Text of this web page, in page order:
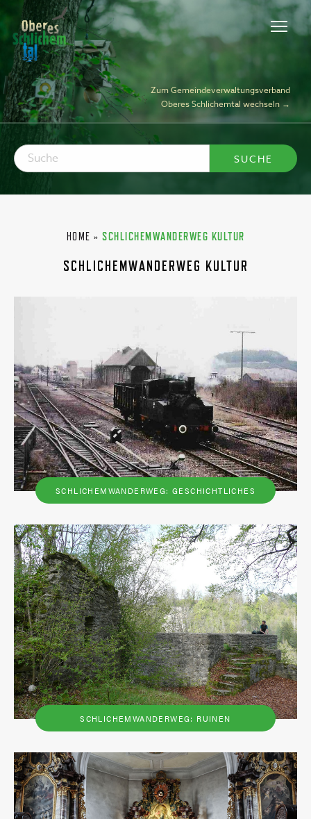
Zum Gemeindeverwaltungsverband
Oberes Schlichemtal wechseln →
HOME » SCHLICHEMWANDERWEG KULTUR
SCHLICHEMWANDERWEG KULTUR
SCHLICHEMWANDERWEG: GESCHICHTLICHES
SCHLICHEMWANDERWEG: RUINEN